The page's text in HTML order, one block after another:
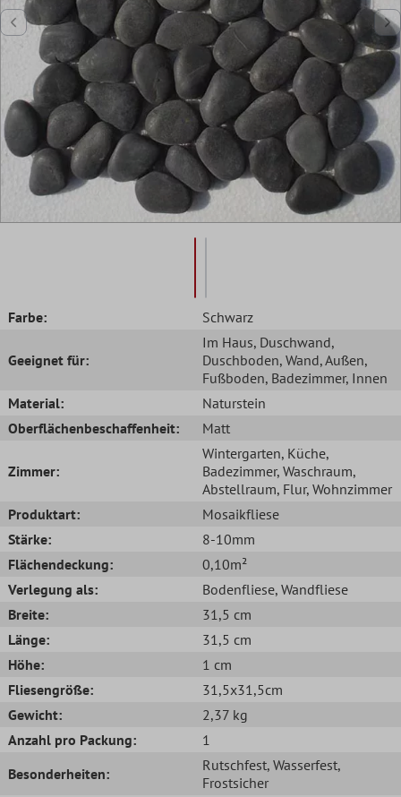
Farbe: Schwarz
Geeignet für:
Im Haus, Duschwand,
Duschboden, Wand, Außen,
Fußboden, Badezimmer, Innen
Material:
Naturstein
Oberflächenbeschaffenheit:
Matt
Zimmer:
Wintergarten, Küche,
Badezimmer, Waschraum,
Abstellraum, Flur, Wohnzimmer
Produktart:
Mosaikfliese
Stärke:
8-10mm
Flächendeckung:
0,10m²
Verlegung als:
Bodenfliese, Wandfliese
Breite:
31,5 cm
Länge:
31,5 cm
Höhe:
1 cm
Fliesengröße:
31,5x31,5cm
Gewicht:
2,37 kg
Anzahl pro Packung:
1
Besonderheiten:
Rutschfest, Wasserfest,
Frostsicher